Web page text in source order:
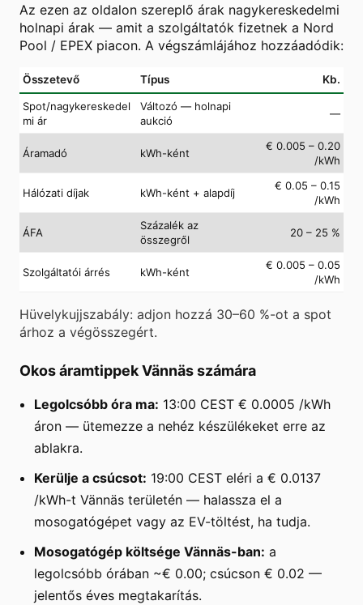
Az ezen az oldalon szereplő árak nagykereskedelmi
holnapi árak — amit a szolgáltatók fizetnek a Nord
Pool / EPEX piacon. A végszámlájához hozzáadódik:
Összetevő Típus Kb.
Spot/nagykereskedel
mi ár
Változó — holnapi
aukció
—
Áramadó kWh-ként
€ 0.005 – 0.20
/kWh
Hálózati díjak kWh-ként + alapdíj
€ 0.05 – 0.15
/kWh
ÁFA
Százalék az
összegről
20 – 25 %
Szolgáltatói árrés kWh-ként
€ 0.005 – 0.05
/kWh
Hüvelykujjszabály: adjon hozzá 30–60 %-ot a spot
árhoz a végösszegért.
Okos áramtippek Vännäs számára
Legolcsóbb óra ma: 13:00 CEST € 0.0005 /kWh
áron — ütemezze a nehéz készülékeket erre az
ablakra.
Kerülje a csúcsot: 19:00 CEST eléri a € 0.0137
/kWh-t Vännäs területén — halassza el a
mosogatógépet vagy az EV-töltést, ha tudja.
Mosogatógép költsége Vännäs-ban: a
legolcsóbb órában ~€ 0.00; csúcson € 0.02 —
jelentős éves megtakarítás.